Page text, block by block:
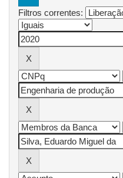
Filtros correntes: